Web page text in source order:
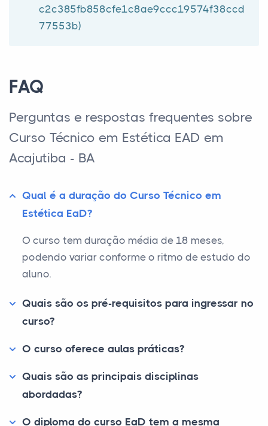
c2c385fb858cfe1c8ae9ccc19574f38ccd
77553b)
FAQ
Perguntas e respostas frequentes sobre
Curso Técnico em Estética EAD em
Acajutiba - BA
Qual é a duração do Curso Técnico em
Estética EaD?
O curso tem duração média de 18 meses,
podendo variar conforme o ritmo de estudo do
aluno.
Quais são os pré-requisitos para ingressar no
curso?
O curso oferece aulas práticas?
Quais são as principais disciplinas
abordadas?
O diploma do curso EaD tem a mesma